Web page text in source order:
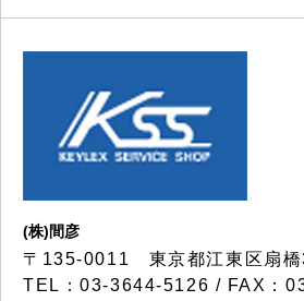
(株)間彦
〒135-0011 東京都江東区扇
TEL：03-3644-5126 / FAX：